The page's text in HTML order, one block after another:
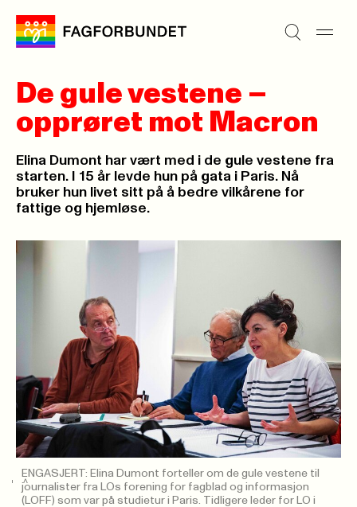
De gule vestene –
opprøret mot Macron
Elina Dumont har vært med i de gule vestene fra
starten. I 15 år levde hun på gata i Paris. Nå
bruker hun livet sitt på å bedre vilkårene for
fattige og hjemløse.
ENGASJERT: Elina Dumont forteller om de gule vestene til
journalister fra LOs forening for fagblad og informasjon
(LOFF) som var på studietur i Paris. Tidligere leder for LO i